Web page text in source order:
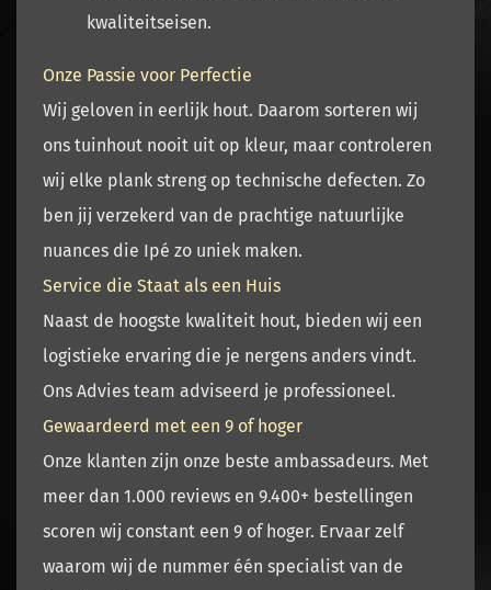
kwaliteitseisen.
Onze Passie voor Perfectie
Wij geloven in eerlijk hout. Daarom sorteren wij
ons tuinhout nooit uit op kleur, maar controleren
wij elke plank streng op technische defecten. Zo
ben jij verzekerd van de prachtige natuurlijke
nuances die Ipé zo uniek maken.
Service die Staat als een Huis
Naast de hoogste kwaliteit hout, bieden wij een
logistieke ervaring die je nergens anders vindt.
Ons Advies team adviseerd je professioneel.
Gewaardeerd met een 9 of hoger
Onze klanten zijn onze beste ambassadeurs. Met
meer dan 1.000 reviews en 9.400+ bestellingen
scoren wij constant een 9 of hoger. Ervaar zelf
waarom wij de nummer één specialist van de